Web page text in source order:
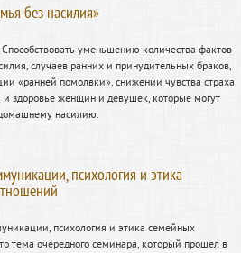
без насилия»
Способствовать уменьшению количества фактов
случаев ранних и принудительных браков,
«ранней помолвки», снижении чувства страха
и здоровье женщин и девушек, которые могут
домашнему насилию.
психология и этика
психология и этика семейных
тема очередного семинара, который прошел в